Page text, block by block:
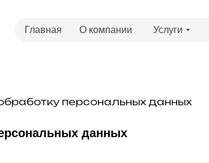
Главная О компании Услуги
персональных данных
данных